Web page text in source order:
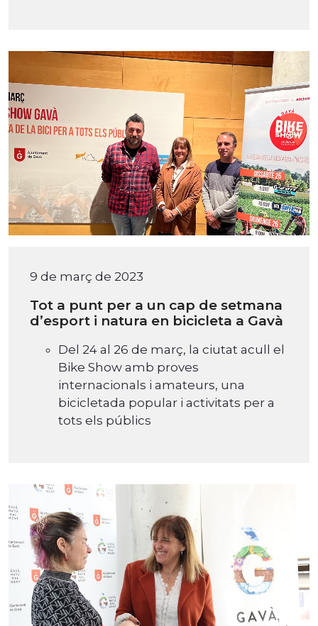
9 de març de 2023
Tot a punt per a un cap de setmana
d’esport i natura en bicicleta a Gavà
Del 24 al 26 de març, la ciutat acull el
Bike Show amb proves
internacionals i amateurs, una
bicicletada popular i activitats per a
tots els públics